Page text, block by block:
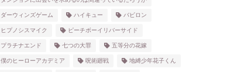
ダーウィンズゲーム ハイキュー バビロン
ヒプノシスマイク ピーチボーイリバーサイド
プラチナエンド 七つの大罪 五等分の花嫁
僕のヒーローアカデミア 呪術廻戦 地縛少年花子くん